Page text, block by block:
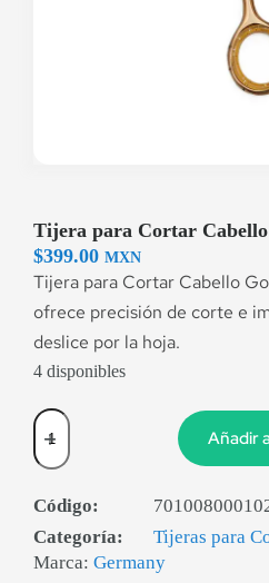
Tijera para Cortar
$399.00 MXN
Tijera para Cortar Cabello
ofrece precisión de corte e
deslice por la hoja.
4 disponibles
Añadir
Código:
Categoría:
Tijeras para
Marca: Germany